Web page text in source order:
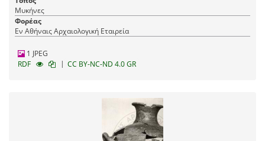
Μυκήνες
Φορέας
Εν Αθήναις Αρχαιολογική Εταιρεία
1 JPEG
RDF
| CC BY-NC-ND 4.0 GR